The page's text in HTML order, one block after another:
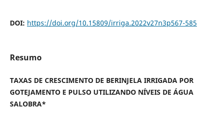
DOI: https://doi.org/10.15809/irriga.2022v27n3p567-585
Resumo
TAXAS DE CRESCIMENTO DE BERINJELA IRRIGADA POR
GOTEJAMENTO E PULSO UTILIZANDO NÍVEIS DE ÁGUA
SALOBRA*